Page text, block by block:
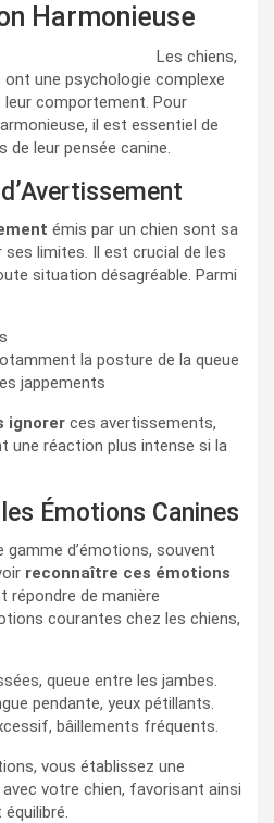
Harmonieuse
Les chiens,
une psychologie complexe
leur comportement. Pour
il est essentiel de
de leur pensée canine.
émis par un chien sont sa
limites. Il est crucial de les
situation désagréable. Parmi
la posture de la queue
jappements
ignorer ces avertissements,
une réaction plus intense si la
Émotions Canines
gamme d’émotions, souvent
reconnaître ces émotions
répondre de manière
courantes chez les chiens,
queue entre les jambes.
pendante, yeux pétillants.
bâillements fréquents.
vous établissez une
votre chien, favorisant ainsi